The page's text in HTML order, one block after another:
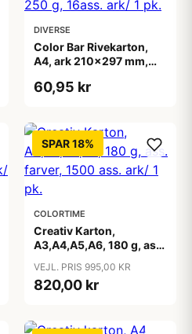
DIVERSE
Color Bar Rivekarton,
A4, ark 210x297 mm,
60,95 kr
SPAR 18%
COLORTIME
Creativ Karton,
A3,A4,A5,A6, 180 g, ass.
pk.
VEJL. PRIS 995,00 KR
820,00 kr